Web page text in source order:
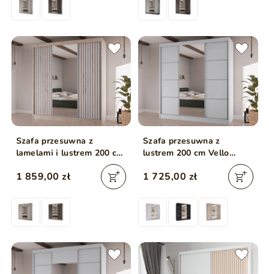
Szafa przesuwna z
lamelami i lustrem 200 cm
Biała
1 859,00 zł
Szafa przesuwna z
lustrem 200 cm Vello
1 725,00 zł